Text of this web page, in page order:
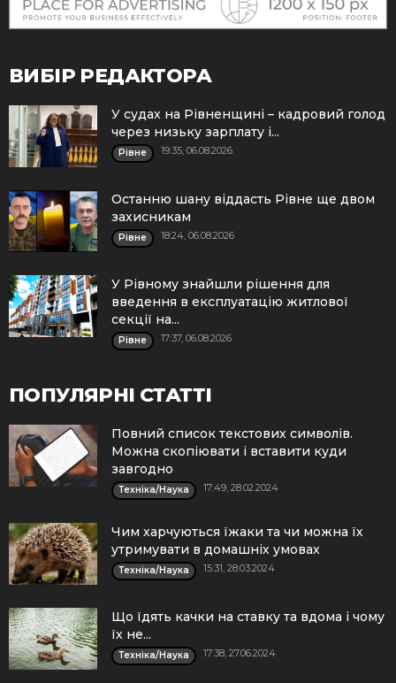
ВИБІР РЕДАКТОРА
У судах на Рівненщині – кадровий голод
через низьку зарплату і...
Рівне 19:35, 06.08.2026
Останню шану віддасть Рівне ще двом
захисникам
Рівне 18:24, 06.08.2026
У Рівному знайшли рішення для
введення в експлуатацію житлової
секції на...
Рівне 17:37, 06.08.2026
ПОПУЛЯРНІ СТАТТІ
Повний список текстових символів.
Можна скопіювати і вставити куди
завгодно
Техніка/Наука 17:49, 28.02.2024
Чим харчуються їжаки та чи можна їх
утримувати в домашніх умовах
Техніка/Наука 15:31, 28.03.2024
Що їдять качки на ставку та вдома і чому
їх не...
Техніка/Наука 17:38, 27.06.2024